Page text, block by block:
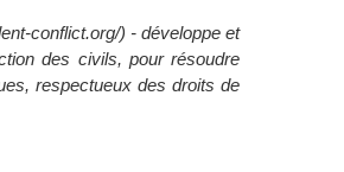
conflict.org/) - développe et
des civils, pour résoudre
respectueux des droits de